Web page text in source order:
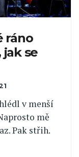
ráno
jak se
v menší
mě
Pak střih.